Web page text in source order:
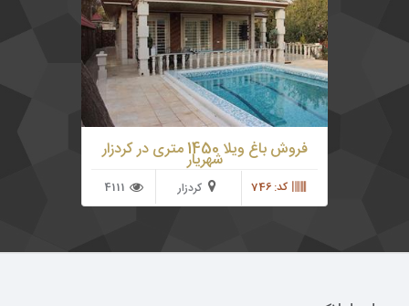
فروش باغ ویلا 1450 متری در کردزارشهریار
کد: 746 کردزار 4111